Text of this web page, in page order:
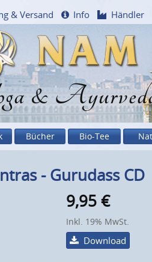
&
& Versand Info Händler
Bücher Bio-Tee
- Gurudass CD
9,95€
Inkl. 19% MwSt.
Download